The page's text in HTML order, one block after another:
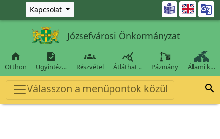
Ugrás a fő tartalomra
Kapcsolat 
Józsefvárosi Önkormányzat

Otthon

Ügyintéz…

Részvétel

Átláthat… Pázmány Állami k…
Válasszon a menüpontok közül 